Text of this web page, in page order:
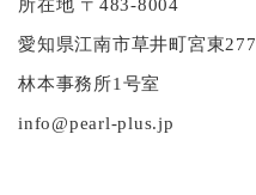
所在地 〒483-8004
愛知県江南市草井町宮東277
林本事務所1号室
info@pearl-plus.jp